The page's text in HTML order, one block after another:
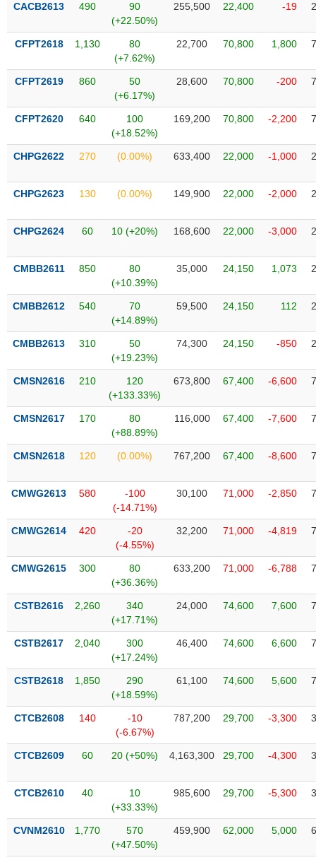
CACB2613 490
90
(+22.50%)
255,500 22,400 -19
CFPT2618 1,130
80
(+7.62%)
22,700 70,800 1,800
CFPT2619 860
50
(+6.17%)
28,600 70,800 -200
CFPT2620 640
100
(+18.52%)
169,200 70,800 -2,200
CHPG2622 270 (0.00%) 633,400 22,000 -1,000
CHPG2623 130 (0.00%) 149,900 22,000 -2,000
CHPG2624 60 10 (+20%) 168,600 22,000 -3,000
CMBB2611 850
80
(+10.39%)
35,000 24,150 1,073
CMBB2612 540
70
(+14.89%)
59,500 24,150 112
CMBB2613 310
50
(+19.23%)
74,300 24,150 -850
CMSN2616 210
120
(+133.33%)
673,800 67,400 -6,600
CMSN2617 170
80
(+88.89%)
116,000 67,400 -7,600
CMSN2618 120 (0.00%) 767,200 67,400 -8,600
CMWG2613 580
-100
(-14.71%)
30,100 71,000 -2,850
CMWG2614 420
-20
(-4.55%)
32,200 71,000 -4,819
CMWG2615 300
80
(+36.36%)
633,200 71,000 -6,788
CSTB2616 2,260
340
(+17.71%)
24,000 74,600 7,600
CSTB2617 2,040
300
(+17.24%)
46,400 74,600 6,600
CSTB2618 1,850
290
(+18.59%)
61,100 74,600 5,600
CTCB2608 140
-10
(-6.67%)
787,200 29,700 -3,300
CTCB2609 60 20 (+50%) 4,163,300 29,700 -4,300
CTCB2610 40
10
(+33.33%)
985,600 29,700 -5,300
CVNM2610 1,770
570
(+47.50%)
459,900 62,000 5,000
VỤ
TRUYỀN
ÍCH
BẤT
ĐỘNG
chứng
khoán
Tất cả Cổ phiếu Chỉ số Chứng chỉ quỹ Chứng
Lãnh
(-)
Người nội bộ Người liên quan
tức
(-)
của
(-)
Báo
phân
tích
ngữ
(-)
Dịch
(-)